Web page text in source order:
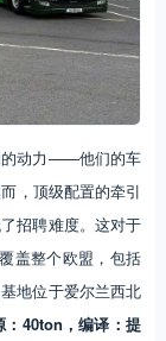
的动力——他们的车
，顶级配置的牵引
招聘难度。这对于
盖整个欧盟，包括
地位于爱尔兰西北
：40ton，编译：提